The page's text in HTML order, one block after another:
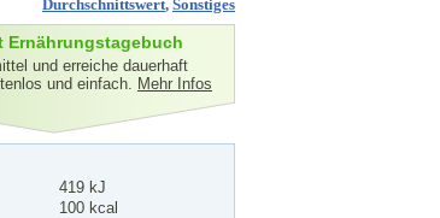
Durchschnittswert, Sonstiges
Ernährungstagebuch
und erreiche dauerhaft
und einfach. Mehr Infos
419 kJ
100 kcal